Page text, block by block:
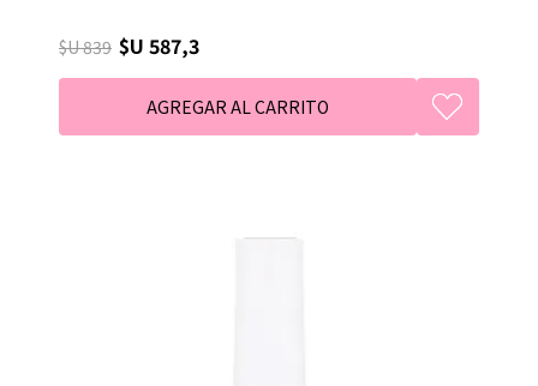
$U 839 $U 587,3